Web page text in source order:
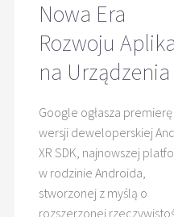
Nowa Era
Rozwoju
na Urządzenia
Google ogłasza premierę
wersji deweloperskiej
XR SDK, najnowszej
w rodzinie Androida,
stworzonej z myślą o
rozszerzonej